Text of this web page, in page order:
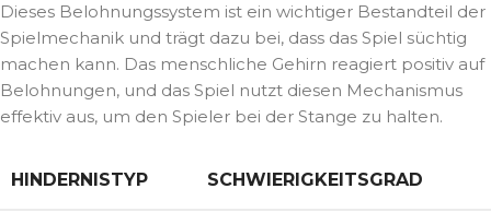
Dieses Belohnungssystem ist ein wichtiger Bestandteil der
Spielmechanik und trägt dazu bei, dass das Spiel süchtig
machen kann. Das menschliche Gehirn reagiert positiv auf
Belohnungen, und das Spiel nutzt diesen Mechanismus
effektiv aus, um den Spieler bei der Stange zu halten.
HINDERNISTYP SCHWIERIGKEITSGRAD